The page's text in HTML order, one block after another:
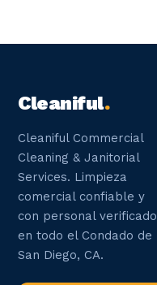
Cleaniful.
Cleaniful Commercial
Cleaning & Janitorial
Services. Limpieza
comercial confiable y
con personal verificado
en todo el Condado de
San Diego, CA.